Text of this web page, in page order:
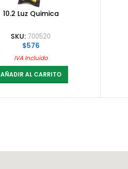
10.2 Luz Quimica
SKU: 700520
$576
IVA Incluido
AÑADIR AL CARRITO